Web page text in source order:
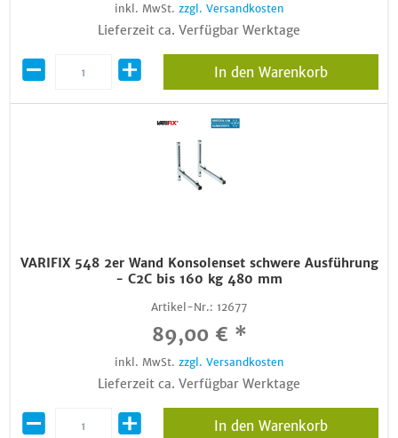
inkl. MwSt. zzgl. Versandkosten
Lieferzeit ca. Verfügbar Werktage
In den Warenkorb
VARIFIX 548 2er Wand Konsolenset schwere Ausführung
- C2C bis 160 kg 480 mm
Artikel-Nr.: 12677
89,00 € *
inkl. MwSt. zzgl. Versandkosten
Lieferzeit ca. Verfügbar Werktage
In den Warenkorb